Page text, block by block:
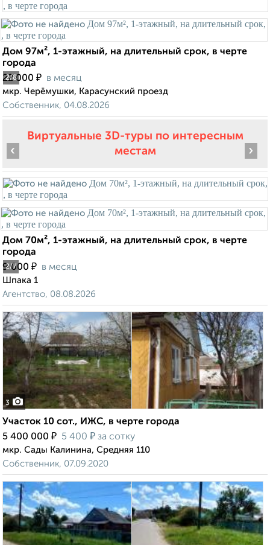
2/8
Дом 97м², 1-этажный, на длительный срок, в черте
города
22 000 ₽ в месяц
мкр. Черёмушки, Карасунский проезд
Собственник, 04.08.2026
Виртуальные 3D-туры по интересным
местам
2/7
‹ ›
Дом 70м², 1-этажный, на длительный срок, в черте
города
9 000 ₽ в месяц
Шпака 1
Агентство, 08.08.2026
3
Участок 10 сот., ИЖС, в черте города
5 400 000 ₽ 5 400 ₽ за сотку
мкр. Сады Калинина, Средняя 110
Собственник, 07.09.2020